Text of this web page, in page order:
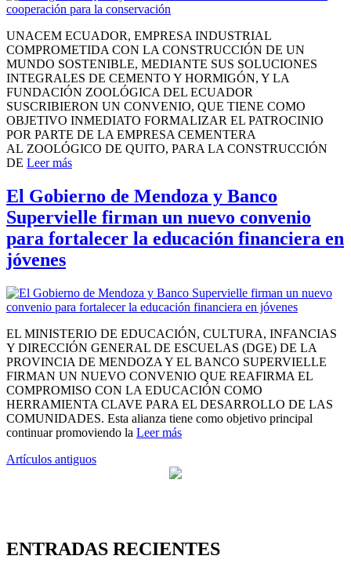
UNACEM ECUADOR, EMPRESA INDUSTRIAL
COMPROMETIDA CON LA CONSTRUCCIÓN DE UN
MUNDO SOSTENIBLE, MEDIANTE SUS SOLUCIONES
INTEGRALES DE CEMENTO Y HORMIGÓN, Y LA
FUNDACIÓN ZOOLÓGICA DEL ECUADOR
SUSCRIBIERON UN CONVENIO, QUE TIENE COMO
OBJETIVO INMEDIATO FORMALIZAR EL PATROCINIO
POR PARTE DE LA EMPRESA CEMENTERA
AL ZOOLÓGICO DE QUITO, PARA LA CONSTRUCCIÓN
DE Leer más
El Gobierno de Mendoza y Banco
Supervielle firman un nuevo convenio
para fortalecer la educación financiera en
jóvenes
EL MINISTERIO DE EDUCACIÓN, CULTURA, INFANCIAS
Y DIRECCIÓN GENERAL DE ESCUELAS (DGE) DE LA
PROVINCIA DE MENDOZA Y EL BANCO SUPERVIELLE
FIRMAN UN NUEVO CONVENIO QUE REAFIRMA EL
COMPROMISO CON LA EDUCACIÓN COMO
HERRAMIENTA CLAVE PARA EL DESARROLLO DE LAS
COMUNIDADES. Esta alianza tiene como objetivo principal
continuar promoviendo la Leer más
Navegación
Artículos antiguos
ENTRADAS RECIENTES